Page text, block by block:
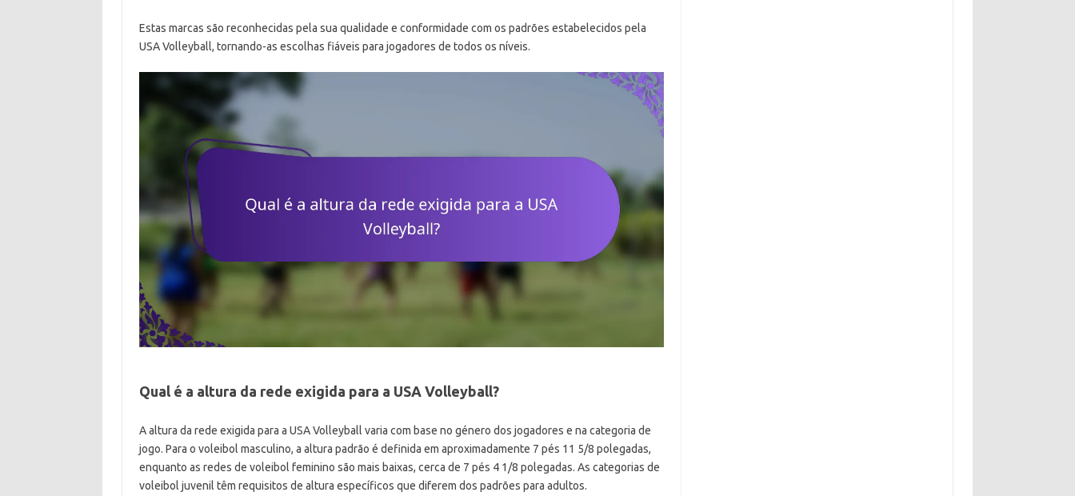
Estas marcas são reconhecidas pela sua qualidade e conformidade com os padrões estabelecidos pela
USA Volleyball, tornando-as escolhas fiáveis para jogadores de todos os níveis.
Qual é a altura da rede exigida para a USA Volleyball?
A altura da rede exigida para a USA Volleyball varia com base no género dos jogadores e na categoria de
jogo. Para o voleibol masculino, a altura padrão é definida em aproximadamente 7 pés 11 5/8 polegadas,
enquanto as redes de voleibol feminino são mais baixas, cerca de 7 pés 4 1/8 polegadas. As categorias de
voleibol juvenil têm requisitos de altura específicos que diferem dos padrões para adultos.